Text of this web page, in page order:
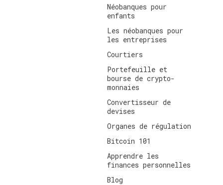
Néobanques pour
enfants
Les néobanques pour
les entreprises
Courtiers
Portefeuille et
bourse de crypto-
monnaies
Convertisseur de
devises
Organes de régulation
Bitcoin 101
Apprendre les
finances personnelles
Blog